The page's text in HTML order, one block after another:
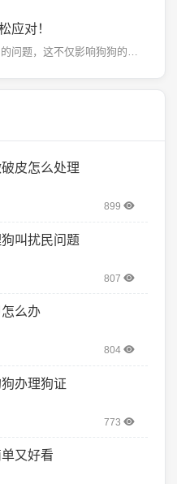
应对！
狗狗挑食是许多宠物主人都会遇到的问题，这不仅影响狗狗的营养摄入，还可能引发健康问题，本文将介绍一...
皮怎么处理
899
叫扰民问题
807
么办
804
办理狗证
773
又好看